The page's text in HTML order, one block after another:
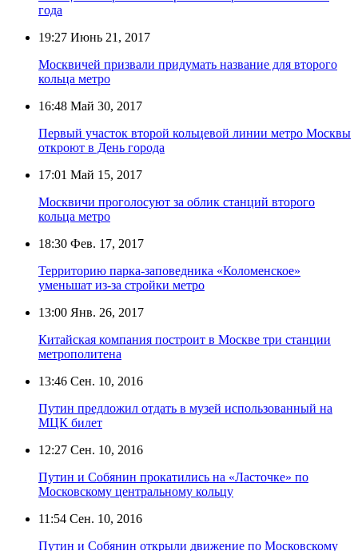
года
19:27 Июнь 21, 2017
Москвичей призвали придумать название для второго
кольца метро
16:48 Май 30, 2017
Первый участок второй кольцевой линии метро Москвы
откроют в День города
17:01 Май 15, 2017
Москвичи проголосуют за облик станций второго
кольца метро
18:30 Фев. 17, 2017
Территорию парка-заповедника «Коломенское»
уменьшат из-за стройки метро
13:00 Янв. 26, 2017
Китайская компания построит в Москве три станции
метрополитена
13:46 Сен. 10, 2016
Путин предложил отдать в музей использованный на
МЦК билет
12:27 Сен. 10, 2016
Путин и Собянин прокатились на «Ласточке» по
Московскому центральному кольцу
11:54 Сен. 10, 2016
Путин и Собянин открыли движение по Московскому